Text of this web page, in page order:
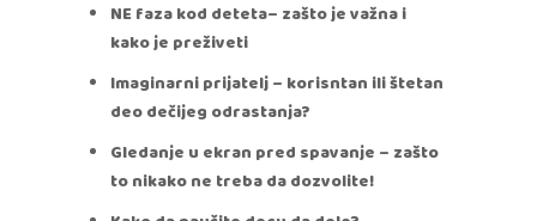
NE faza kod deteta– zašto je važna i
kako je preživeti
Imaginarni prijatelj – korisntan ili štetan
deo dečijeg odrastanja?
Gledanje u ekran pred spavanje – zašto
to nikako ne treba da dozvolite!